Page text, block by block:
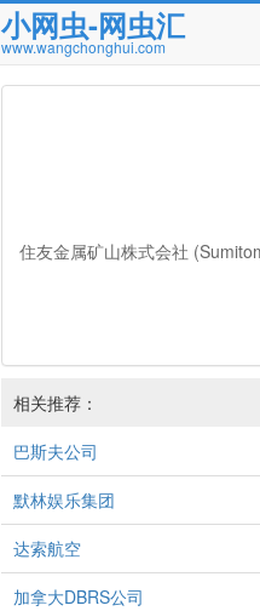
小网虫-网虫汇
www.wangchonghui.com
住友金属矿山株式会社
相关推荐：
巴斯夫公司
默林娱乐集团
达索航空
加拿大DBRS公司